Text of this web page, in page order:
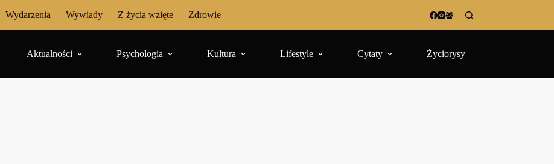
Wydarzenia Wywiady Z życia wzięte Zdrowie
Aktualności Psychologia Kultura Lifestyle Cytaty Życiorysy